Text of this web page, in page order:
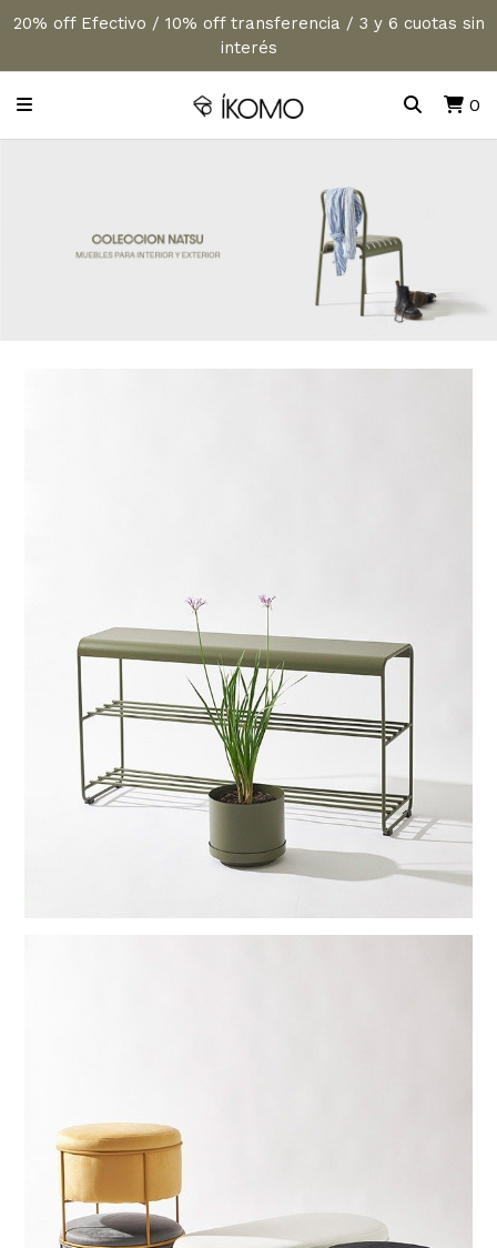
20% off Efectivo / 10% off transferencia / 3 y 6 cuotas sin
interés
0